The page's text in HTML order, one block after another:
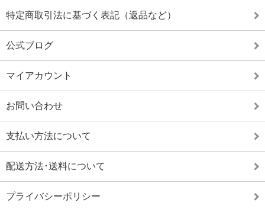
特定商取引法に基づく表記（返品など）
公式ブログ
マイアカウント
お問い合わせ
支払い方法について
配送方法･送料について
プライバシーポリシー